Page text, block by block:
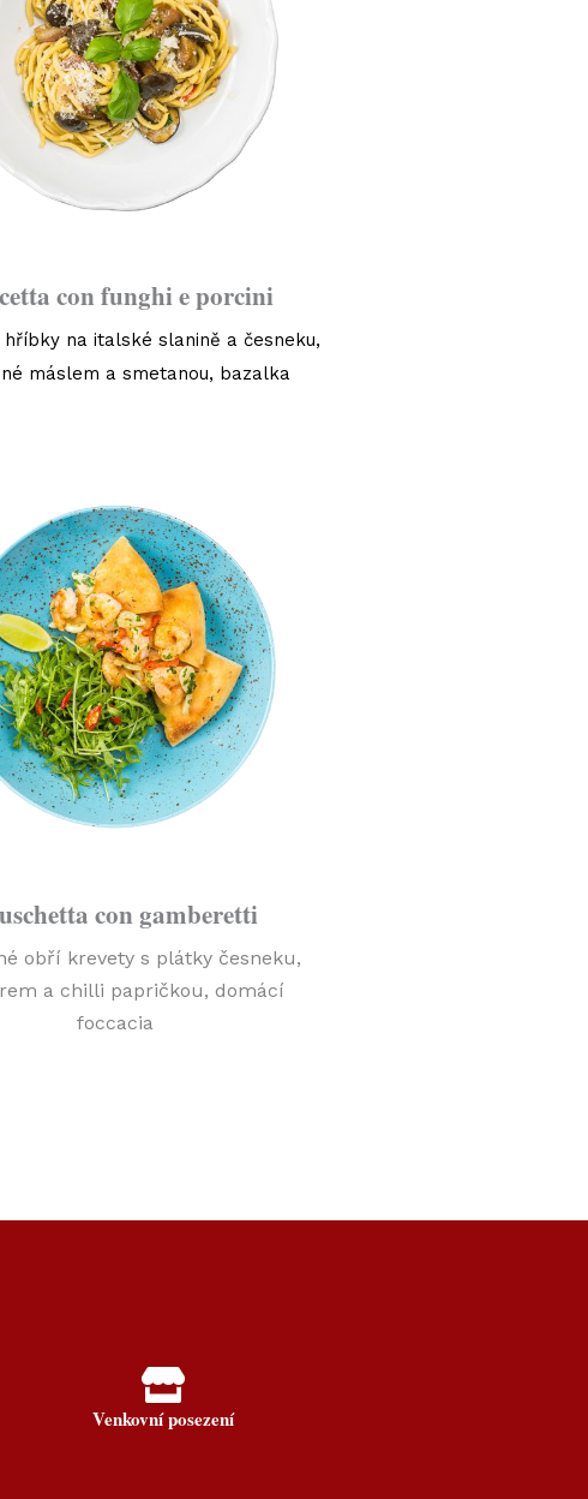
con funghi e porcini
na italské slanině a česneku,
máslem a smetanou, bazalka
con gamberetti​
obří krevety s plátky česneku,
a chilli papričkou, domácí
foccacia​
Venkovní posezení